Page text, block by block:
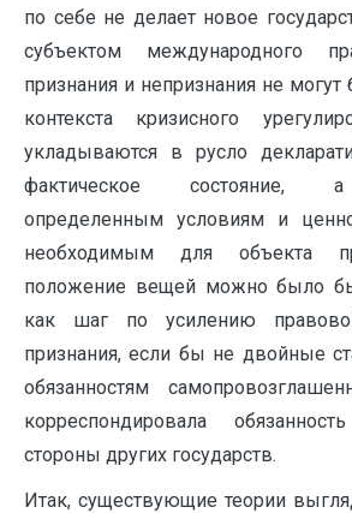
по себе не делает новое
субъектом международного
признания и непризнания не
контекста кризисного
укладываются в русло
фактическое состояние, а
определенным условиям и
необходимым для объекта
положение вещей можно было бы
как шаг по усилению
признания, если бы не двойные
обязанностям
корреспондировала
стороны других государств.
Итак, существующие теории